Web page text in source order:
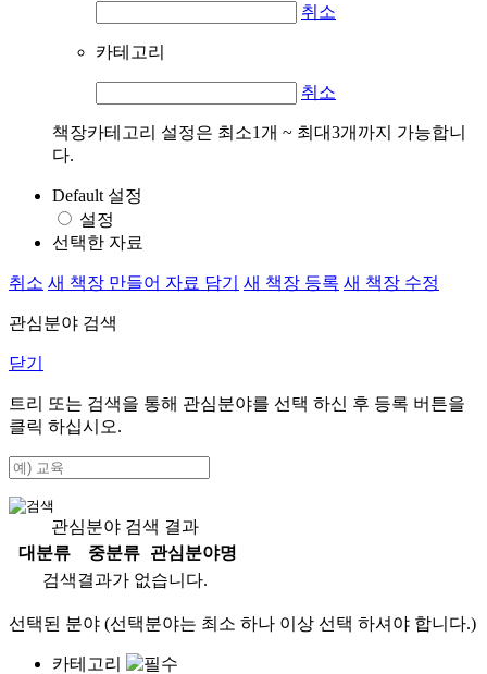
취소
카테고리
취소
책장카테고리 설정은 최소1개 ~ 최대3개까지 가능합니
다.
Default 설정
설정
선택한 자료
취소 새 책장 만들어 자료 담기 새 책장 등록 새 책장 수정
관심분야 검색
닫기
트리 또는 검색을 통해 관심분야를 선택 하신 후 등록 버튼을
클릭 하십시오.
관심분야 검색 결과
대분류
중분류
관심분야명
검색결과가 없습니다.
선택된 분야 (선택분야는 최소 하나 이상 선택 하셔야 합니다.)
카테고리